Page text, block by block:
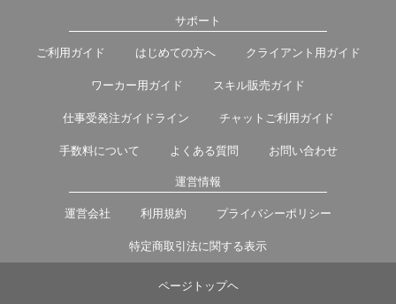
サポート
ご利用ガイド はじめての方へ クライアント用ガイド
ワーカー用ガイド スキル販売ガイド
仕事受発注ガイドライン チャットご利用ガイド
手数料について よくある質問 お問い合わせ
運営情報
運営会社 利用規約 プライバシーポリシー
特定商取引法に関する表示
ページトップヘ